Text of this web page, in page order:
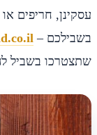
עסקינן, חריפים
בשבילכם –
שתצטרכו בשביל